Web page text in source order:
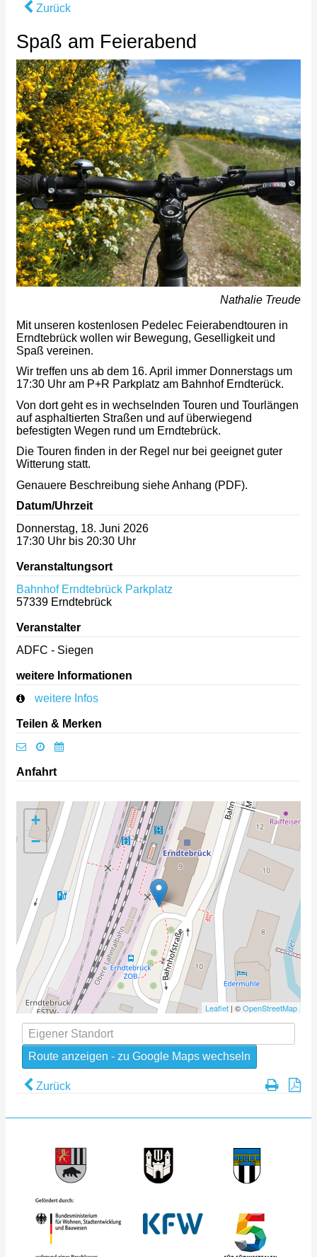
Zurück
Spaß am Feierabend
Nathalie Treude
Mit unseren kostenlosen Pedelec Feierabendtouren in
Erndtebrück wollen wir Bewegung, Geselligkeit und
Spaß vereinen.
Wir treffen uns ab dem 16. April immer Donnerstags um
17:30 Uhr am P+R Parkplatz am Bahnhof Erndterück.
Von dort geht es in wechselnden Touren und Tourlängen
auf asphaltierten Straßen und auf überwiegend
befestigten Wegen rund um Erndtebrück.
Die Touren finden in der Regel nur bei geeignet guter
Witterung statt.
Genauere Beschreibung siehe Anhang (PDF).
Datum/Uhrzeit
Donnerstag, 18. Juni 2026
17:30 Uhr bis 20:30 Uhr
Veranstaltungsort
Bahnhof Erndtebrück Parkplatz
57339 Erndtebrück
Veranstalter
ADFC - Siegen
weitere Informationen
weitere Infos
Teilen & Merken
Anfahrt
+
−
Leaflet | ©OpenStreetMap
Zurück